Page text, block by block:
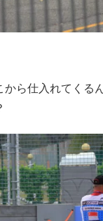
から仕入れてくる